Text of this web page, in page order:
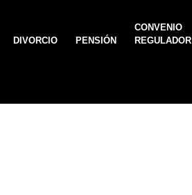
DIVORCIO PENSIÓN
CONVENIO
REGULADOR